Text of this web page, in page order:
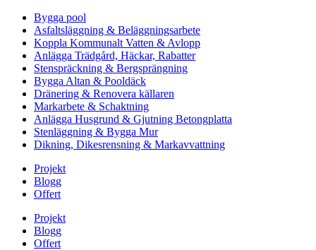
Bygga pool
Asfaltsläggning & Beläggningsarbete
Koppla Kommunalt Vatten & Avlopp
Anlägga Trädgård, Häckar, Rabatter
Stenspräckning & Bergsprängning
Bygga Altan & Pooldäck
Dränering & Renovera källaren
Markarbete & Schaktning
Anlägga Husgrund & Gjutning Betongplatta
Stenläggning & Bygga Mur
Dikning, Dikesrensning & Markavvattning
Projekt
Blogg
Offert
Projekt
Blogg
Offert